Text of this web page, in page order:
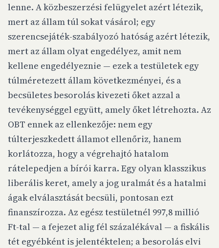
lenne. A közbeszerzési felügyelet azért létezik,
mert az állam túl sokat vásárol; egy
szerencsejáték-szabályozó hatóság azért létezik,
mert az állam olyat engedélyez, amit nem
kellene engedélyeznie — ezek a testületek egy
túlméretezett állam következményei, és a
becsületes besorolás kivezeti őket azzal a
tevékenységgel együtt, amely őket létrehozta. Az
OBT ennek az ellenkezője: nem egy
túlterjeszkedett államot ellenőriz, hanem
korlátozza, hogy a végrehajtó hatalom
rátelepedjen a bírói karra. Egy olyan klasszikus
liberális keret, amely a jog uralmát és a hatalmi
ágak elválasztását becsüli, pontosan ezt
finanszírozza. Az egész testületnél 997,8 millió
Ft-tal — a fejezet alig fél százalékával — a fiskális
tét egyébként is jelentéktelen; a besorolás elvi